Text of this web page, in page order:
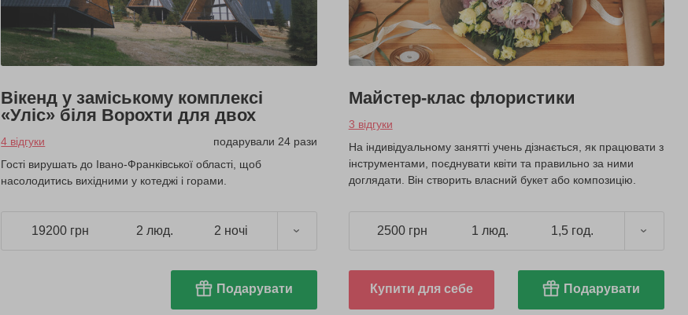
Вікенд у заміському комплексі
«Уліс» біля Ворохти для двох
4 відгуки
подарували 24 рази
Гості вирушать до Івано-Франківської області, щоб
насолодитись вихідними у котеджі і горами.
19200 грн 2 люд. 2 ночі
Подарувати
Майстер-клас флористики
3 відгуки
На індивідуальному занятті учень дізнається, як працювати з
інструментами, поєднувати квіти та правильно за ними
доглядати. Він створить власний букет або композицію.
2500 грн 1 люд. 1,5 год.
Купити для себе Подарувати